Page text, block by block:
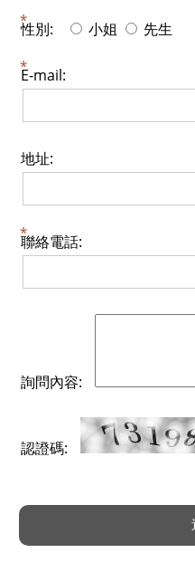
性別: 小姐 先生
E-mail:
地址:
聯絡電話:
詢問內容:
認證碼: